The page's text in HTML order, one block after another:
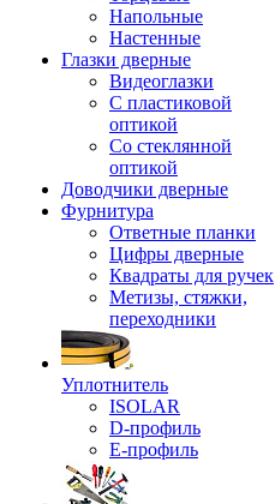
Напольные
Настенные
Глазки дверные
Видеоглазки
С пластиковой
оптикой
Со стеклянной
оптикой
Доводчики дверные
Фурнитура
Ответные планки
Цифры дверные
Квадраты для ручек
Метизы, стяжки,
переходники
Уплотнитель
ISOLAR
D-профиль
Е-профиль